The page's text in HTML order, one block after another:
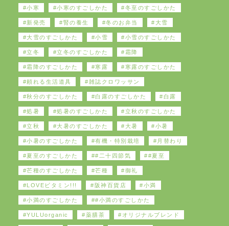
小寒 小寒のすごしかた 冬至のすごしかた
新発売 腎の養生 冬のお弁当 大雪
大雪のすごしかた 小雪 小雪のすごしかた
立冬 立冬のすごしかた 霜降
霜降のすごしかた 寒露 寒露のすごしかた
頼れる生活道具 雑誌クロワッサン
秋分のすごしかた 白露のすごしかた 白露
処暑 処暑のすごしかた 立秋のすごしかた
立秋 大暑のすごしかた 大暑 小暑
小暑のすごしかた 有機・特別栽培 月替わり
夏至のすごしかた #二十四節気 #夏至
芒種のすごしかた 芒種 御礼
LOVEビタミン!!! 阪神百貨店 小満
小満のすごしかた #小満のすごしかた
YULUorganic 薬膳茶 オリジナルブレンド